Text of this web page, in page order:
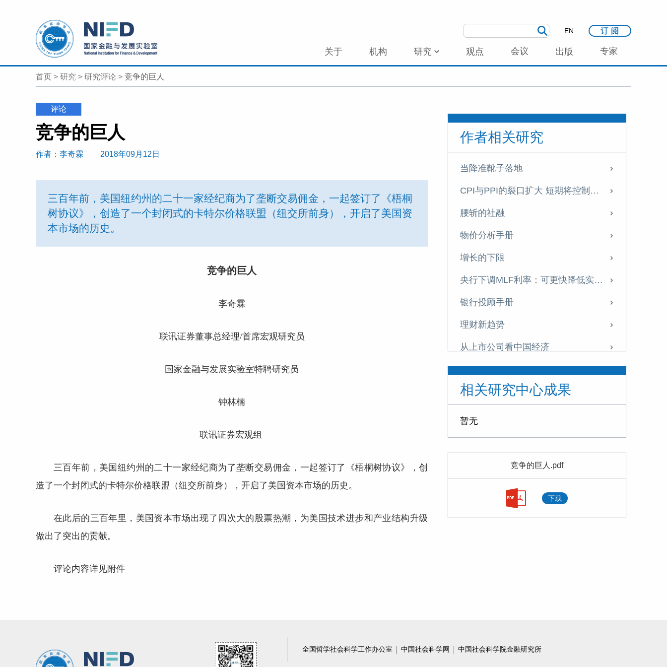
EN
关于 机构 研究 观点 会议 出版 专家
首页 > 研究 > 研究评论 > 竞争的巨人
评论
竞争的巨人
作者 ：李奇霖 2018年09月12日
三百年前，美国纽约州的二十一家经纪商为了垄断交易佣金，一起签订了《梧桐
树协议》，创造了一个封闭式的卡特尔价格联盟（纽交所前身），开启了美国资
本市场的历史。
竞争的巨人
李奇霖
联讯证券董事总经理/首席宏观研究员
国家金融与发展实验室特聘研究员
钟林楠
联讯证券宏观组
三百年前，美国纽约州的二十一家经纪商为了垄断交易佣金，一起签订了《梧桐树协议》，创
造了一个封闭式的卡特尔价格联盟（纽交所前身），开启了美国资本市场的历史。
在此后的三百年里，美国资本市场出现了四次大的股票热潮，为美国技术进步和产业结构升级
做出了突出的贡献。
评论内容详见附件
作者相关研究
当降准靴子落地
CPI与PPI的裂口扩大 短期将控制总量货币工具的使用
腰斩的社融
物价分析手册
增长的下限
央行下调MLF利率：可更快降低实体融资成本
银行投顾手册
理财新趋势
从上市公司看中国经济
东京湾区崛起的启示
如何理解美联储降息
政策转向的开始
不一样的地产周期
如何看二季度经济数据
2万亿社融的结构性难题
相关研究中心成果
暂无
竞争的巨人.pdf
下载
全国哲学社会科学工作办公室 中国社会科学网 中国社会科学院金融研究所